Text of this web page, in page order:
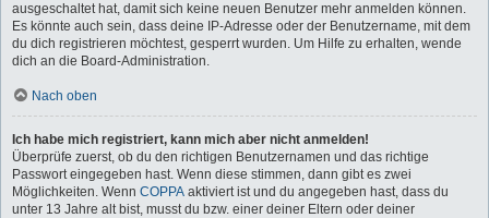
ausgeschaltet hat, damit sich keine neuen Benutzer mehr anmelden können.
Es könnte auch sein, dass deine IP-Adresse oder der Benutzername, mit dem
du dich registrieren möchtest, gesperrt wurden. Um Hilfe zu erhalten, wende
dich an die Board-Administration.
Nach oben
Ich habe mich registriert, kann mich aber nicht anmelden!
Überprüfe zuerst, ob du den richtigen Benutzernamen und das richtige
Passwort eingegeben hast. Wenn diese stimmen, dann gibt es zwei
Möglichkeiten. Wenn COPPA aktiviert ist und du angegeben hast, dass du
unter 13 Jahre alt bist, musst du bzw. einer deiner Eltern oder deiner